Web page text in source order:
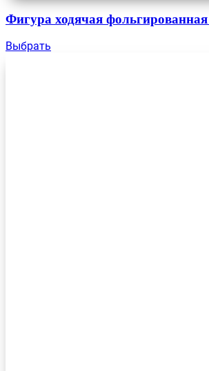
Фигура ходячая фольгированная
Выбрать